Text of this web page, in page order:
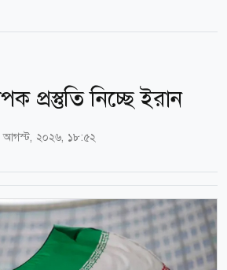
প্রস্তুতি নিচ্ছে ইরান
আগস্ট, ২০২৬, ১৮:৫২